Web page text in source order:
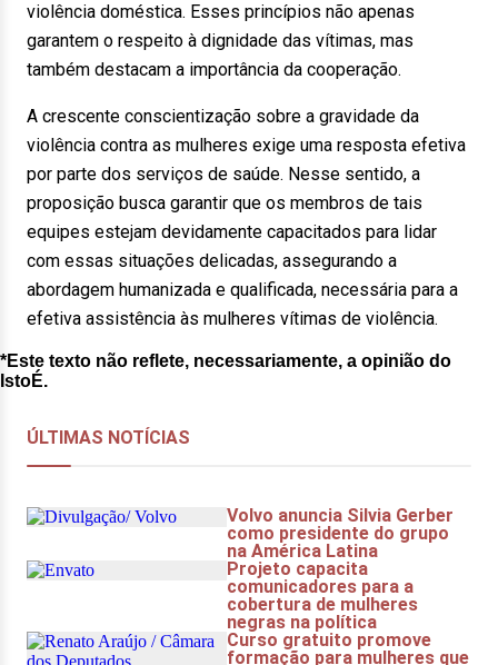
violência doméstica. Esses princípios não apenas
garantem o respeito à dignidade das vítimas, mas
também destacam a importância da cooperação.
A crescente conscientização sobre a gravidade da
violência contra as mulheres exige uma resposta efetiva
por parte dos serviços de saúde. Nesse sentido, a
proposição busca garantir que os membros de tais
equipes estejam devidamente capacitados para lidar
com essas situações delicadas, assegurando a
abordagem humanizada e qualificada, necessária para a
efetiva assistência às mulheres vítimas de violência.
*Este texto não reflete, necessariamente, a opinião do
IstoÉ.